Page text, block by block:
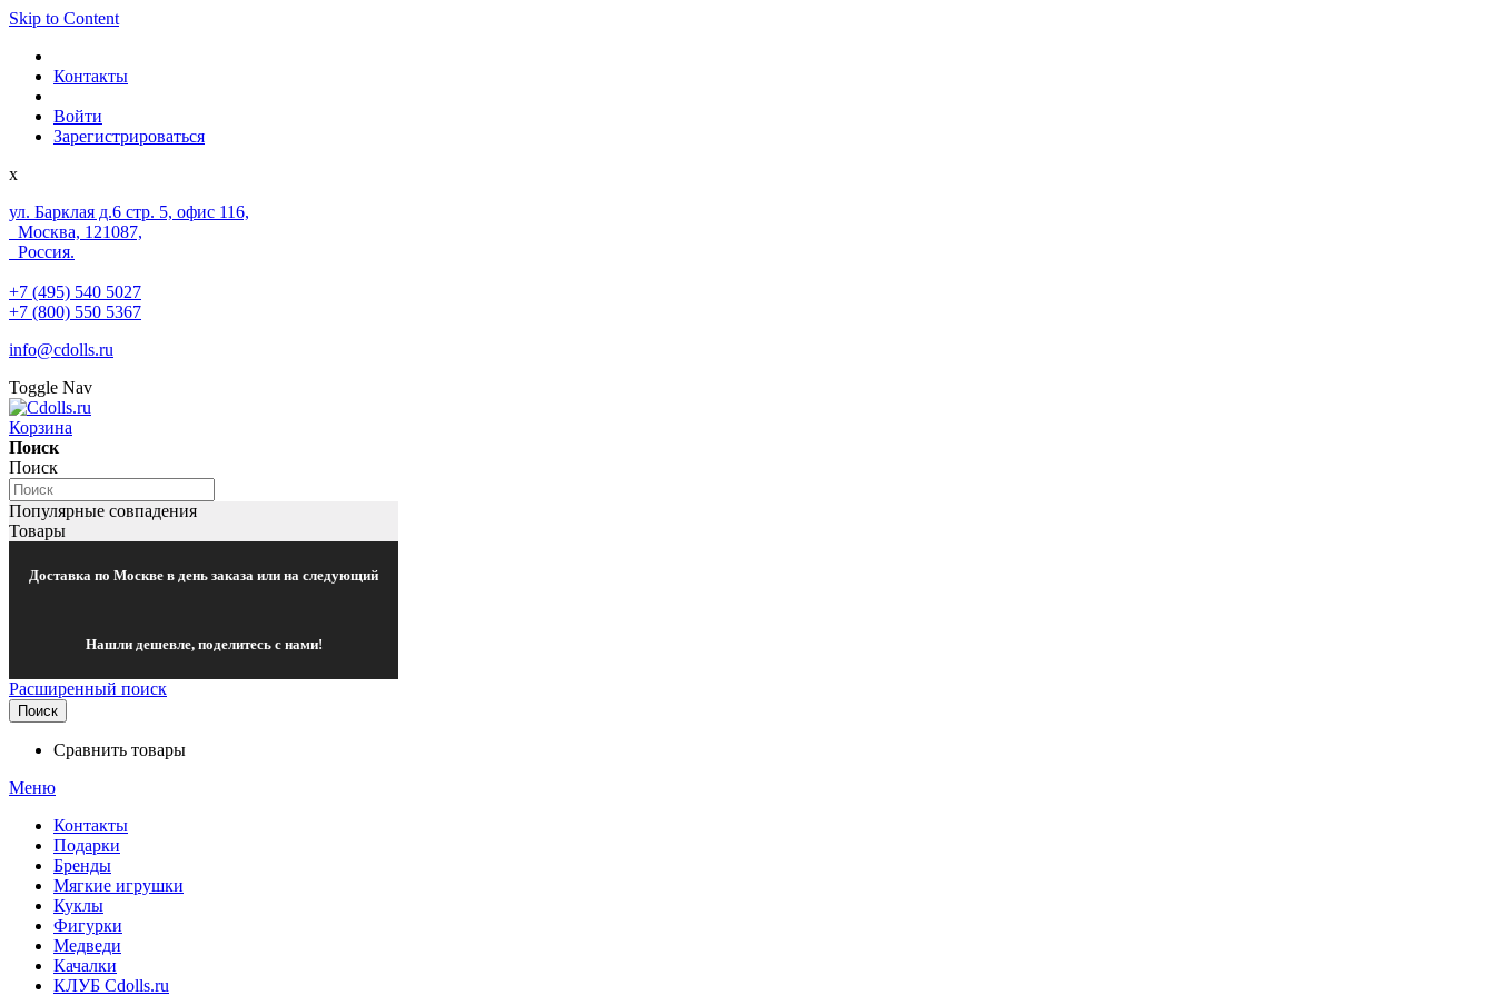
Skip to Content
Контакты
Войти
Зарегистрироваться
x
ул. Барклая д.6 стр. 5, офис 116,
Москва, 121087,
Россия.
+7 (495) 540 5027
+7 (800) 550 5367
info@cdolls.ru
Toggle Nav
Корзина
Поиск
Поиск
Популярные совпадения
Товары
Доставка по Москве в день заказа или на следующий
Нашли дешевле, поделитесь с нами!
Расширенный поиск
Поиск
Сравнить товары
Меню
Контакты
Подарки
Бренды
Мягкие игрушки
Куклы
Фигурки
Медведи
Качалки
КЛУБ Cdolls.ru